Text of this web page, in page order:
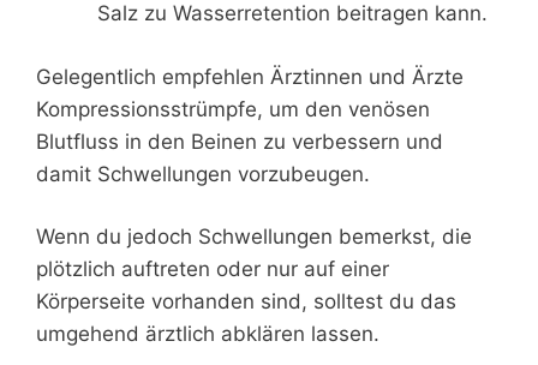
Salz zu Wasserretention beitragen kann.
Gelegentlich empfehlen Ärztinnen und Ärzte
Kompressionsstrümpfe, um den venösen
Blutfluss in den Beinen zu verbessern und
damit Schwellungen vorzubeugen.
Wenn du jedoch Schwellungen bemerkst, die
plötzlich auftreten oder nur auf einer
Körperseite vorhanden sind, solltest du das
umgehend ärztlich abklären lassen.